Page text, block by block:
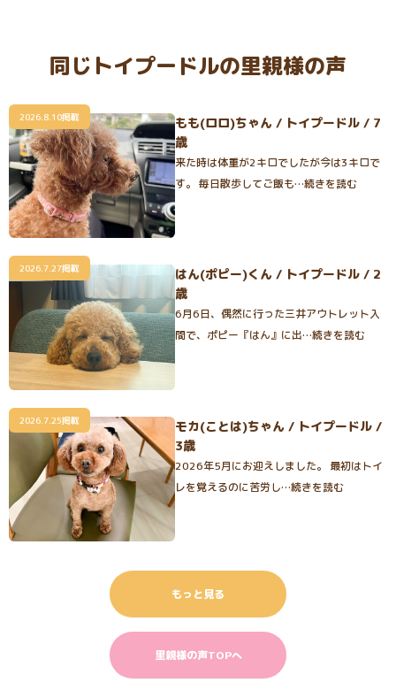
同じトイプードルの里親様の声
2026.8.10掲載
もも(ロロ)ちゃん / トイプードル / 7
歳
来た時は体重が2キロでしたが今は3キロで
す。 毎日散歩してご飯も…続きを読む
2026.7.27掲載
はん(ポピー)くん / トイプードル / 2
歳
6月6日、偶然に行った三井アウトレット入
間で、ポピー『はん』に出…続きを読む
2026.7.25掲載
モカ(ことは)ちゃん / トイプードル /
3歳
2026年5月にお迎えしました。 最初はトイ
レを覚えるのに苦労し…続きを読む
もっと見る
里親様の声TOPへ